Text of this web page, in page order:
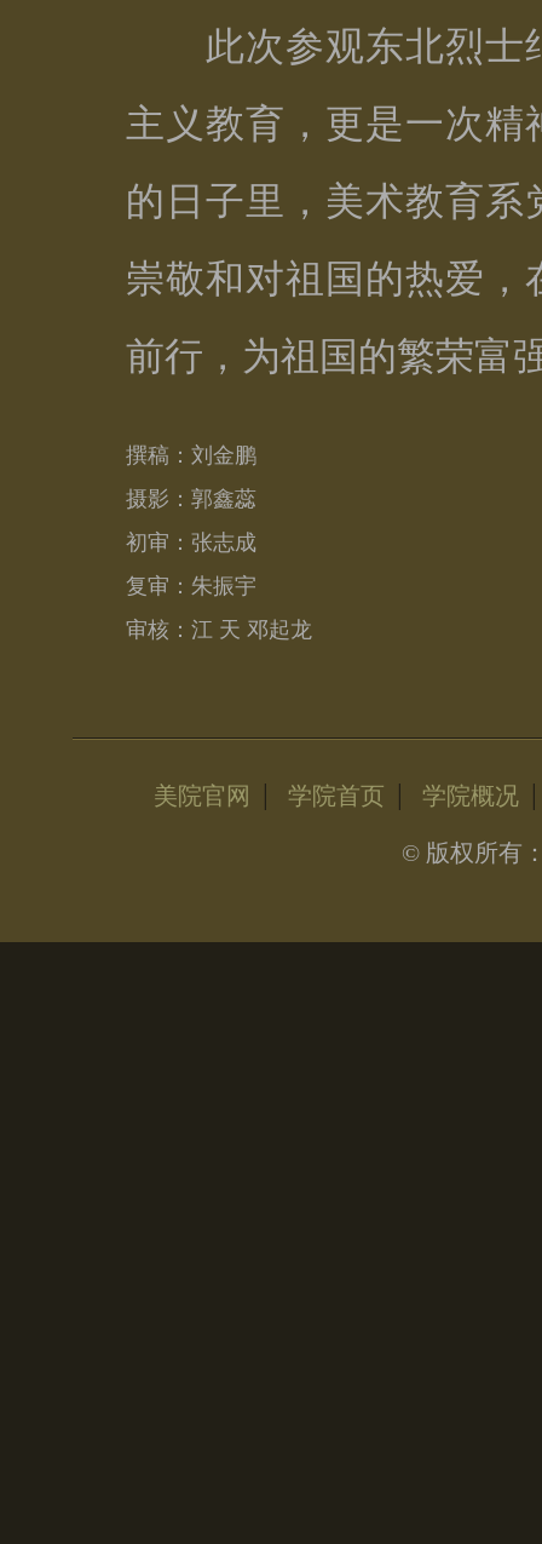
此次参观东北烈士
主义教育，更是一次
的日子里，美术教育
崇敬和对祖国的热爱
前行，为祖国的繁荣富
撰稿：刘金鹏
摄影：郭鑫蕊
初审：张志成
复审：朱振宇
审核：江 天 邓起龙
美院官网 | 学院首页 | 学院概况
© 版权所有